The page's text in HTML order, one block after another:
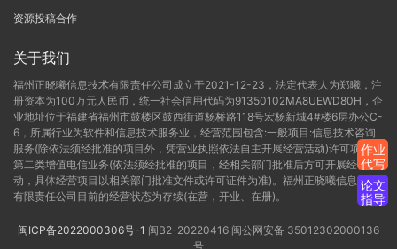
资源投稿合作
关于我们
福州正晓曦信息技术有限责任公司成立于2021-12-23，法定代表人为郑曦，注
册资本为100万元人民币，统一社会信用代码为91350102MA8UEWD80H，企
业地址位于福建省福州市鼓楼区鼓西街道杨桥路118号宏杨新城4#楼6层办公C-
6，所属行业为软件和信息技术服务业，经营范围包含:一般项目:信息技术咨询
服务(除依法须经批准的项目外，凭营业执照依法自主开展经营活动)许可项目:
第二类增值电信业务(依法须经批准的项目，经相关部门批准后方可开展经营活
动，具体经营项目以相关部门批准文件或许可证件为准)。福州正晓曦信息技术
有限责任公司目前的经营状态为存续(在营，开业、在册)。
闽ICP备2022000306号-1 闽B2-20220416 闽公网安备 35012302000136
号
作业
代写
论文
指导